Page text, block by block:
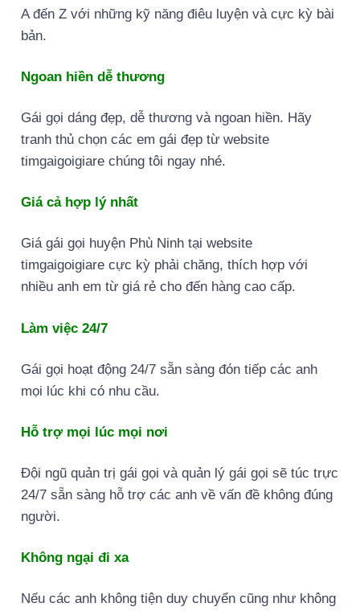
A đến Z với những kỹ năng điêu luyện và cực kỳ bài
bản.
Ngoan hiền dễ thương
Gái gọi dáng đẹp, dễ thương và ngoan hiền. Hãy
tranh thủ chọn các em gái đẹp từ website
timgaigoigiare chúng tôi ngay nhé.
Giá cả hợp lý nhất
Giá gái gọi huyện Phù Ninh tại website
timgaigoigiare cực kỳ phải chăng, thích hợp với
nhiều anh em từ giá rẻ cho đến hàng cao cấp.
Làm việc 24/7
Gái gọi hoạt động 24/7 sẵn sàng đón tiếp các anh
mọi lúc khi có nhu cầu.
Hỗ trợ mọi lúc mọi nơi
Đội ngũ quản trị gái gọi và quản lý gái gọi sẽ túc trực
24/7 sẵn sàng hỗ trợ các anh về vấn đề không đúng
người.
Không ngại đi xa
Nếu các anh không tiện duy chuyển cũng như không